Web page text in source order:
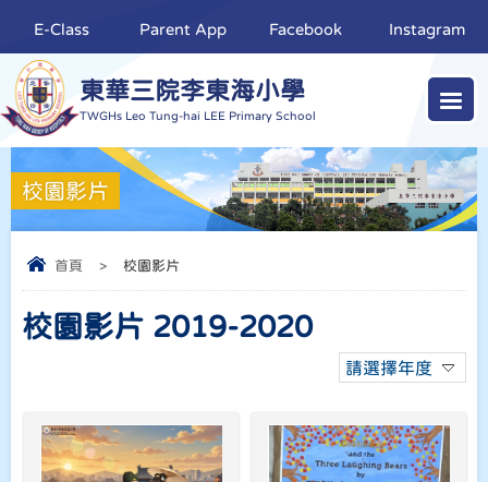
東華三院李東海小學
TWGHs Leo Tung-hai LEE Primary School
E-Class Parent App Facebook Instagram
校園影片
首頁 > 校園影片
校園影片 2019-2020
請選擇年度